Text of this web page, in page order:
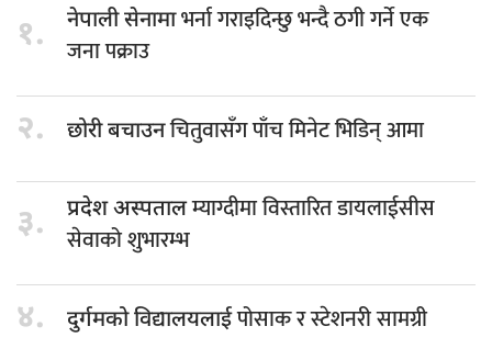
१. नेपाली सेनामाभर्ना गराइदिन्छु भन्दै ठगी गर्ने एक
जना पक्राउ
२. छोरी बचाउनचितुवासँग पाँच मिनेट भिडिन् आमा
३. प्रदेश अस्पतालम्याग्दीमा विस्तारित डायलाईसीस
सेवाको शुभारम्भ
४. दुर्गमको विद्यालयलाईपोसाक र स्टेशनरी सामग्री